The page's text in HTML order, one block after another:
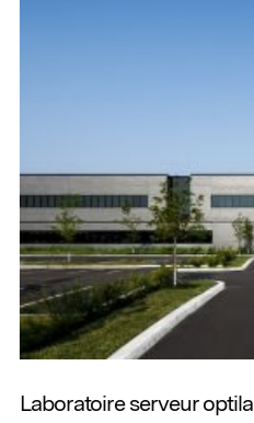
Laboratoire serveur